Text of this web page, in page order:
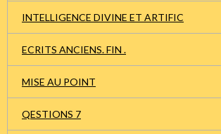
INTELLIGENCE DIVINE ET ARTIFIC
ECRITS ANCIENS. FIN .
MISE AU POINT
QESTIONS 7